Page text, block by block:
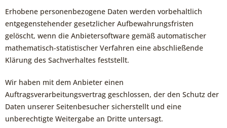
Erhobene personenbezogene Daten werden vorbehaltlich
entgegenstehender gesetzlicher Aufbewahrungsfristen
gelöscht, wenn die Anbietersoftware gemäß automatischer
mathematisch-statistischer Verfahren eine abschließende
Klärung des Sachverhaltes feststellt.
Wir haben mit dem Anbieter einen
Auftragsverarbeitungsvertrag geschlossen, der den Schutz der
Daten unserer Seitenbesucher sicherstellt und eine
unberechtigte Weitergabe an Dritte untersagt.